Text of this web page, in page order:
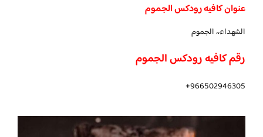
عنوان كافيه رودكس الجموم
الشهداء،، الجموم
رقم كافيه رودكس الجموم
966502946305+